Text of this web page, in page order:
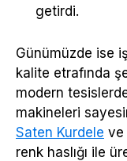
getirdi.
Günümüzde ise
kalite etrafında
modern
makineleri
Saten Kurdele ve
renk haslığı ile